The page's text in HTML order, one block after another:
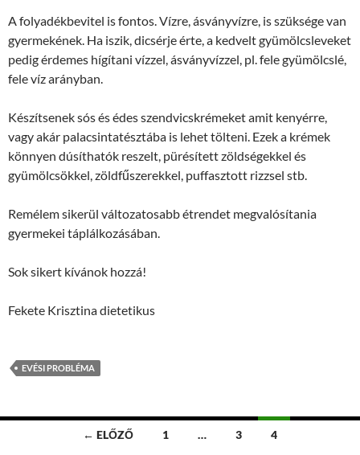
A folyadékbevitel is fontos. Vízre, ásványvízre, is szüksége van
gyermekének. Ha iszik, dicsérje érte, a kedvelt gyümölcsleveket
pedig érdemes hígítani vízzel, ásványvízzel, pl. fele gyümölcslé,
fele víz arányban.
Készítsenek sós és édes szendvicskrémeket amit kenyérre,
vagy akár palacsintatésztába is lehet tölteni. Ezek a krémek
könnyen dúsíthatók reszelt, pürésített zöldségekkel és
gyümölcsökkel, zöldfűszerekkel, puffasztott rizzsel stb.
Remélem sikerül változatosabb étrendet megvalósítania
gyermekei táplálkozásában.
Sok sikert kívánok hozzá!
Fekete Krisztina dietetikus
EVÉSI PROBLÉMA
Bejegyzések
← ELŐZŐ 1 … 3 4